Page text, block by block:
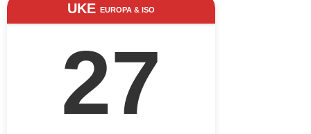
UKE EUROPA & ISO
27